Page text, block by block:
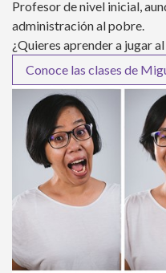
Profesor de nivel inicial,
administración al pobre.
¿Quieres aprender a jugar
Conoce las clases de